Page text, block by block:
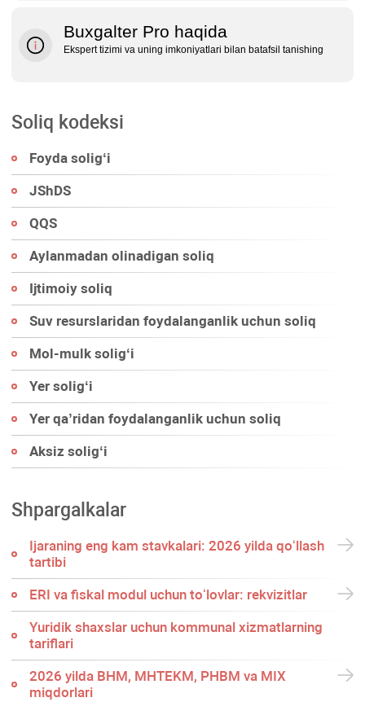
Buxgalter Pro haqida
Ekspert tizimi va uning imkoniyatlari bilan batafsil tanishing
Soliq kodeksi
Foyda soligʻi
JShDS
QQS
Aylanmadan olinadigan soliq
Ijtimoiy soliq
Suv resurslaridan foydalanganlik uchun soliq
Mol-mulk soligʻi
Yer soligʻi
Yer qa’ridan foydalanganlik uchun soliq
Aksiz soligʻi
Shpargalkalar
Ijaraning eng kam stavkalari: 2026 yilda qoʻllash
tartibi
ERI va fiskal modul uchun toʻlovlar: rekvizitlar
Yuridik shaхslar uchun kommunal хizmatlarning
tariflari
2026 yilda BHM, MHTEKM, PHBM va MIX
miqdorlari